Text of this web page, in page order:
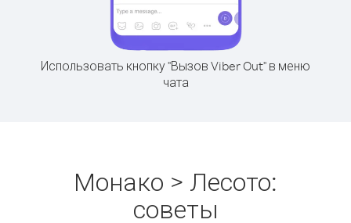
Использовать кнопку "Вызов Viber Out" в меню
чата
Монако > Лесото:
советы